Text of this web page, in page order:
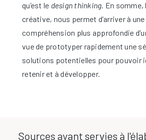
qu’est le design thinking. En somme,
créative, nous permet d’arriver à une
compréhension plus approfondie
vue de prototyper rapidement une
solutions potentielles pour pouvoir
retenir et à développer.
Sources ayant servies à